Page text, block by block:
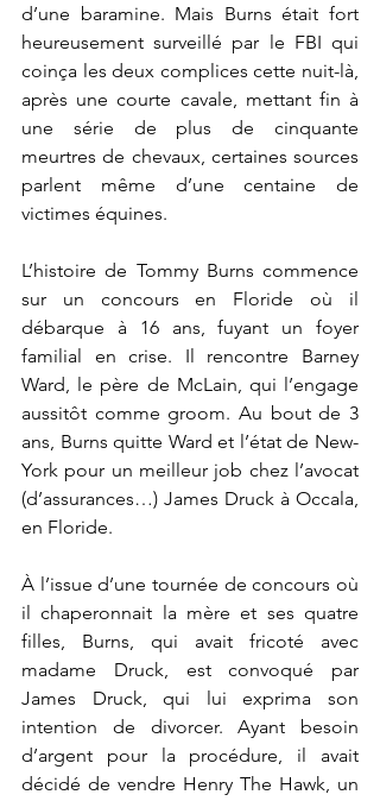
d’une baramine. Mais Burns était fort
heureusement surveillé par le FBI qui
coinça les deux complices cette nuit-là,
après une courte cavale, mettant fin à
une série de plus de cinquante
meurtres de chevaux, certaines sources
parlent même d’une centaine de
victimes équines.
L’histoire de Tommy Burns commence
sur un concours en Floride où il
débarque à 16 ans, fuyant un foyer
familial en crise. Il rencontre Barney
Ward, le père de McLain, qui l’engage
aussitôt comme groom. Au bout de 3
ans, Burns quitte Ward et l’état de New-
York pour un meilleur job chez l’avocat
(d’assurances…) James Druck à Occala,
en Floride.
À l’issue d’une tournée de concours où
il chaperonnait la mère et ses quatre
filles, Burns, qui avait fricoté avec
madame Druck, est convoqué par
James Druck, qui lui exprima son
intention de divorcer. Ayant besoin
d’argent pour la procédure, il avait
décidé de vendre Henry The Hawk, un